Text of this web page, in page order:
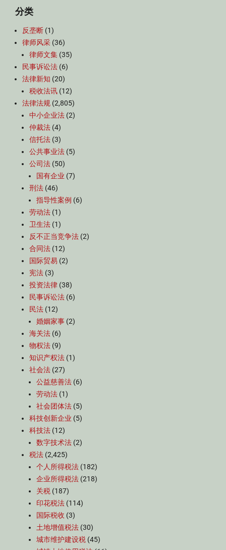
分类
反垄断 (1)
律师风采 (36)
律师文集 (35)
民事诉讼法 (6)
法律新知 (20)
税收法讯 (12)
法律法规 (2,805)
中小企业法 (2)
仲裁法 (4)
信托法 (3)
公共事业法 (5)
公司法 (50)
国有企业 (7)
刑法 (46)
指导性案例 (6)
劳动法 (1)
卫生法 (1)
反不正当竞争法 (2)
合同法 (12)
国际贸易 (2)
宪法 (3)
投资法律 (38)
民事诉讼法 (6)
民法 (12)
婚姻家事 (2)
海关法 (6)
物权法 (9)
知识产权法 (1)
社会法 (27)
公益慈善法 (6)
劳动法 (1)
社会团体法 (5)
科技创新企业 (5)
科技法 (12)
数字技术法 (2)
税法 (2,425)
个人所得税法 (182)
企业所得税法 (218)
关税 (187)
印花税法 (114)
国际税收 (3)
土地增值税法 (30)
城市维护建设税 (45)